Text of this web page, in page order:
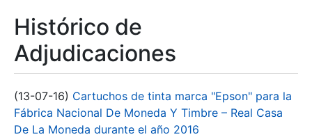
Histórico de
Adjudicaciones
(13-07-16) Cartuchos de tinta marca "Epson" para la
Fábrica Nacional De Moneda Y Timbre – Real Casa
De La Moneda durante el año 2016